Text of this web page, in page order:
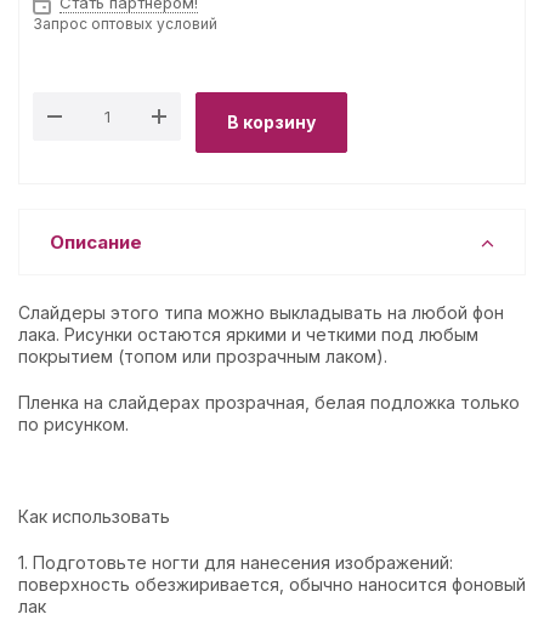
Запрос оптовых условий
В корзину
Описание
Слайдеры этого типа можно выкладывать на любой фон
лака. Рисунки остаются яркими и четкими под любым
покрытием (топом или прозрачным лаком).
Пленка на слайдерах прозрачная, белая подложка только
по рисунком.
Как использовать
1. Подготовьте ногти для нанесения изображений:
поверхность обезжиривается, обычно наносится фоновый
лак